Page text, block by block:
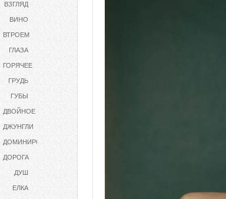
ВЗГЛЯД
ВИНО
ВТРОЕМ
ГЛАЗА
ГОРЯЧЕЕ
ГРУДЬ
ГУБЫ
ДЖУНГЛИ
ДОРОГА
ДУШ
ЕЛКА